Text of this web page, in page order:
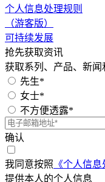
个人信息处理规则
（游客版）
可持续发展
抢先获取资讯
获取系列、产品、新
先生*
女士*
不方便透露*
确认
我同意按照 《个人信
提供本人的个人信息